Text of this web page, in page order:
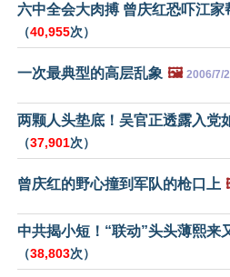
六中全会大肉搏 曾庆红恐吓江家
（40,955次）
一次最典型的高层乱象 🖼️ 2006/7/
两颗人头垫底！吴官正透露入党
（37,901次）
曾庆红的野心撞到军队的枪口上
中共揭小短！“联动”头头薄熙来
（38,803次）